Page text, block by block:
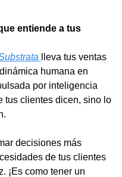
entiende a tus
lleva tus ventas
humana en
por inteligencia
tus clientes dicen, sino lo
decisiones más
de tus clientes
¡Es como tener un